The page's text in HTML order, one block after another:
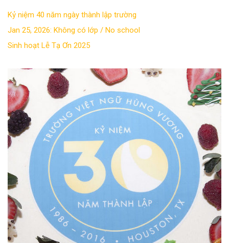
Kỷ niệm 40 năm ngày thành lập trường
Jan 25, 2026: Không có lớp / No school
Sinh hoạt Lễ Tạ Ơn 2025